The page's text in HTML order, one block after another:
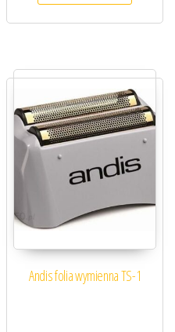
Andis folia wymienna TS-1